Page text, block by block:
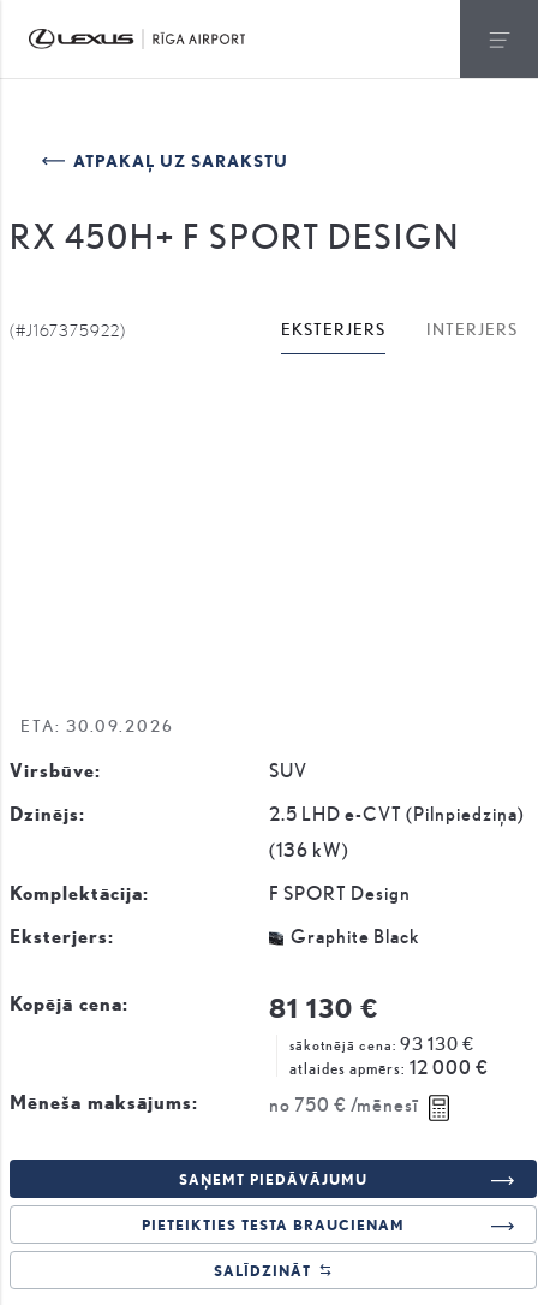
ATPAKAĻ UZ SARAKSTU
RX 450H+ F SPORT DESIGN
(#J167375922) EKSTERJERS INTERJERS
ETA: 30.09.2026
Virsbūve:
SUV
Dzinējs:
2.5 LHD e-CVT (Pilnpiedziņa)
(136 kW)
Komplektācija:
F SPORT Design
Eksterjers:
Graphite Black
Kopējā cena: 81 130 €
sākotnējā cena: 93 130 €
atlaides apmērs: 12 000 €
Mēneša maksājums:
no 750 € /mēnesī
SAŅEMT PIEDĀVĀJUMU
PIETEIKTIES TESTA BRAUCIENAM
SALĪDZINĀT